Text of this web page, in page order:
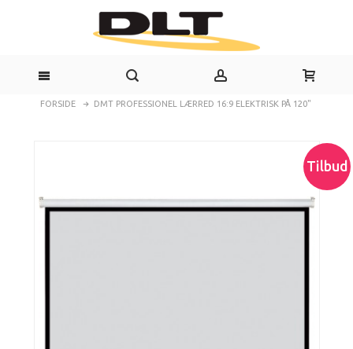
FORSIDE DMT PROFESSIONEL LÆRRED 16:9 ELEKTRISK PÅ 120"
Tilbud